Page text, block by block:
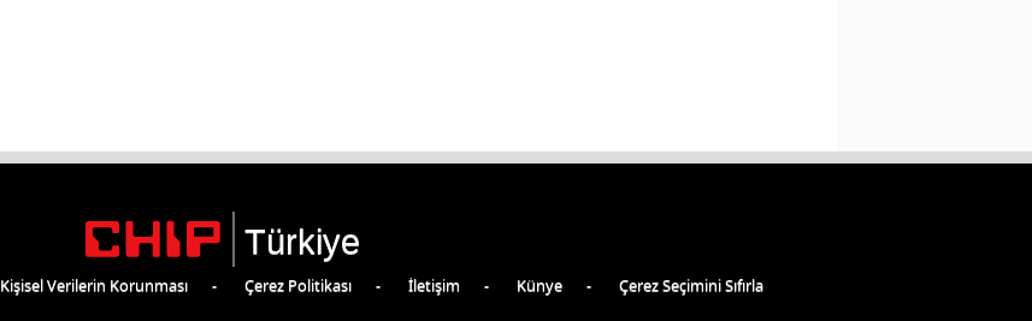
Türkiye
Kişisel Verilerin Korunması Çerez Politikası İletişim Künye Çerez Seçimini Sıfırla